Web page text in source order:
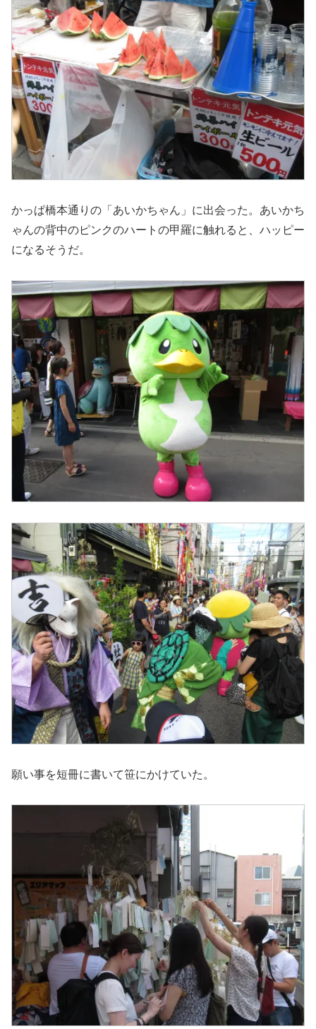
かっぱ橋本通りの「あいかちゃん」に出会った。あいかち
ゃんの背中のピンクのハートの甲羅に触れると、ハッピー
になるそうだ。
願い事を短冊に書いて笹にかけていた。